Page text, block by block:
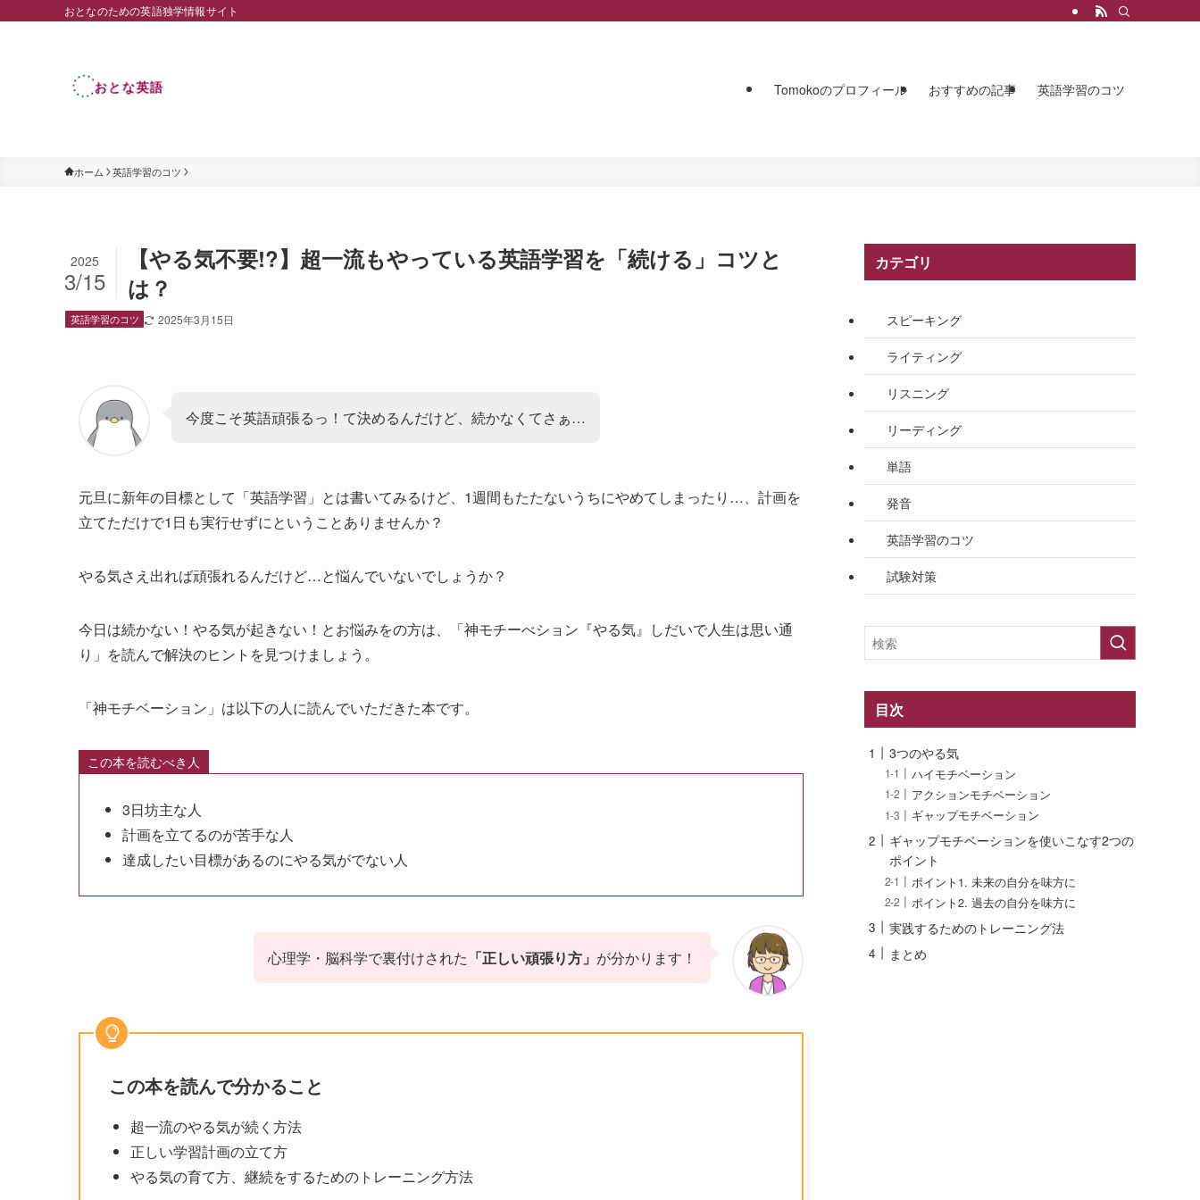
おとなのための英語独学情報サイト
Tomokoのプロフィール おすすめの記事 英語学習のコツ
ホーム 英語学習のコツ
【やる気不要!?】超一流もやっている英語学習を「続ける」コツと
は？
2025
3/15
英語学習のコツ 2025年3月15日
今度こそ英語頑張るっ！て決めるんだけど、続かなくてさぁ…
元旦に新年の目標として「英語学習」とは書いてみるけど、1週間もたたないうちにやめてしまったり…、計画を
立てただけで1日も実行せずにということありませんか？
やる気さえ出れば頑張れるんだけど…と悩んでいないでしょうか？
今日は続かない！やる気が起きない！とお悩みをの方は、「神モチーべション『やる気』しだいで人生は思い通
り」を読んで解決のヒントを見つけましょう。
「神モチベーション」は以下の人に読んでいただきた本です。
この本を読むべき人
3日坊主な人
計画を立てるのが苦手な人
達成したい目標があるのにやる気がでない人
心理学・脳科学で裏付けされた 「正しい頑張り方」 が分かります！
この本を読んで分かること
超一流のやる気が続く方法
正しい学習計画の立て方
やる気の育て方、継続をするためのトレーニング方法
カテゴリ
スピーキング
ライティング
リスニング
リーディング
単語
発音
英語学習のコツ
試験対策
目次
3つのやる気
ハイモチベーション
アクションモチベーション
ギャップモチベーション
ギャップモチベーションを使いこなす2つの
ポイント
ポイント1. 未来の自分を味方に
ポイント2. 過去の自分を味方に
実践するためのトレーニング法
まとめ